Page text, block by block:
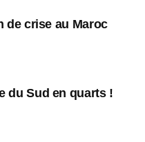
de crise au Maroc
du Sud en quarts !